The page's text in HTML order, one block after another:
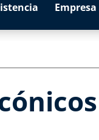
Empresa